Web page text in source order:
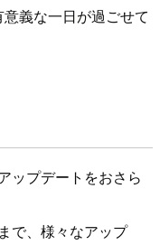
義な一日が過ごせて
ップデートをおさら
で、様々なアップ